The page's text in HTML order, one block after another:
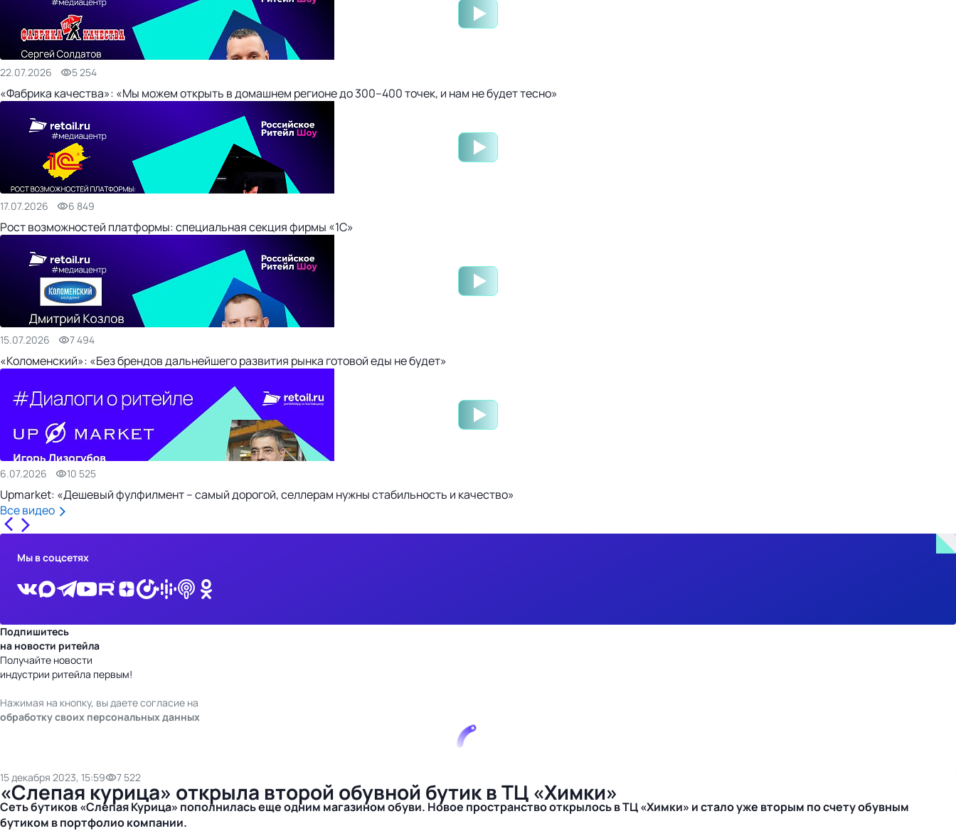
22.07.2026 5 254
«Фабрика качества»: «Мы можем открыть в домашнем регионе до 300–400 точек, и нам не будет тесно»
17.07.2026 6 849
Рост возможностей платформы: специальная секция фирмы «1С»
15.07.2026 7 494
«Коломенский»: «Без брендов дальнейшего развития рынка готовой еды не будет»
6.07.2026 10 525
Upmarket: «Дешевый фулфилмент – самый дорогой, селлерам нужны стабильность и качество»
Все видео
Мы в соцсетях
Подпишитесь
на новости ритейла
Получайте новости
индустрии ритейла первым!
Нажимая на кнопку, вы даете согласие на
обработку своих персональных данных
15 декабря 2023, 15:59 7 522
«Слепая курица» открыла второй обувной бутик в ТЦ «Химки»
Сеть бутиков «Слепая Курица» пополнилась еще одним магазином обуви. Новое пространство открылось в ТЦ «Химки» и стало уже вторым по счету обувным
бутиком в портфолио компании.